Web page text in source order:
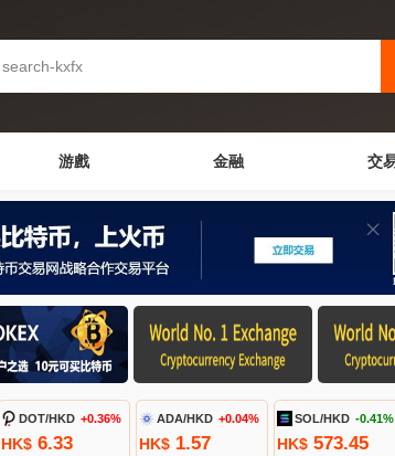
游戲 金融 交
DOT/HKD +0.36%
HK$6.33
ADA/HKD +0.04%
HK$1.57
SOL/HKD -0.41%
HK$ 573.45